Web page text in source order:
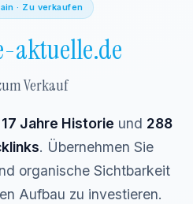
· Zu verkaufen
aktuelle.de
Verkauf
17 Jahre Historie und 288
. Übernehmen Sie
organische Sichtbarkeit
Aufbau zu investieren.